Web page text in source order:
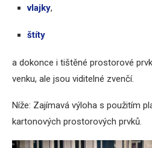
vlajky,
štíty
a dokonce i tištěné prostorové
venku, ale jsou viditelné zvenčí.
Níže: Zajímavá výloha s použitím
kartonových prostorových prvků.